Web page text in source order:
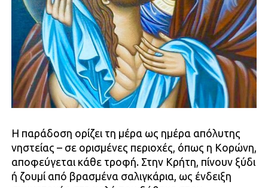
Η παράδοση ορίζει τη μέρα ως ημέρα απόλυτης
νηστείας – σε ορισμένες περιοχές, όπως η Κορώνη,
αποφεύγεται κάθε τροφή. Στην Κρήτη, πίνουν ξύδι
ή ζουμί από βρασμένα σαλιγκάρια, ως ένδειξη